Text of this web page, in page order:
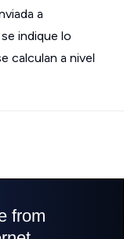
a
indique lo
calculan a nivel